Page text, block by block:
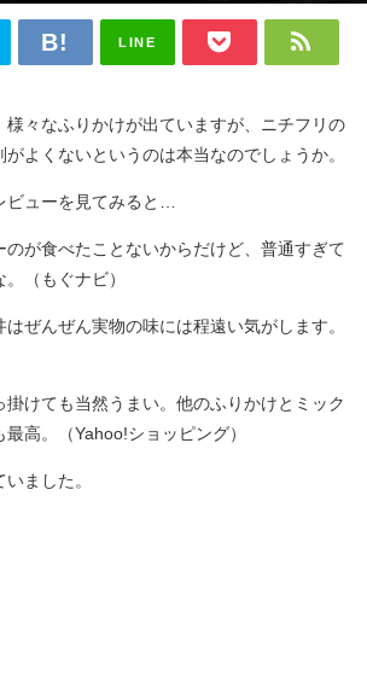
LINE
様々なふりかけが出ていますが、ニチフリの
よくないというのは本当なのでしょうか。
ビューを見てみると…
のが食べたことないからだけど、普通すぎて
（もぐナビ）
はぜんぜん実物の味には程遠い気がします。
掛けても当然うまい。他のふりかけとミック
高。（Yahoo!ショッピング）
ました。